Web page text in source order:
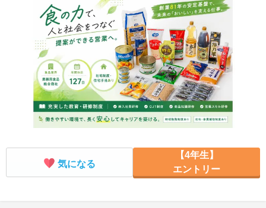
就活ニュースペーパー
就活時事ニュースを更新
よくある質問
不明点があればこちら
気になる
【4年生】
エントリー